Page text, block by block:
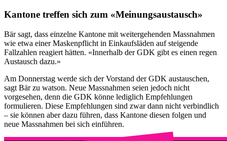
Kantone treffen sich zum «Meinungsaustausch»
Bär sagt, dass einzelne Kantone mit weitergehenden Massnahmen
wie etwa einer Maskenpflicht in Einkaufsläden auf steigende
Fallzahlen reagiert hätten. «Innerhalb der GDK gibt es einen regen
Austausch dazu.»
Am Donnerstag werde sich der Vorstand der GDK austauschen,
sagt Bär zu watson. Neue Massnahmen seien jedoch nicht
vorgesehen, denn die GDK könne lediglich Empfehlungen
formulieren. Diese Empfehlungen sind zwar dann nicht verbindlich
– sie können aber dazu führen, dass Kantone diesen folgen und
neue Massnahmen bei sich einführen.